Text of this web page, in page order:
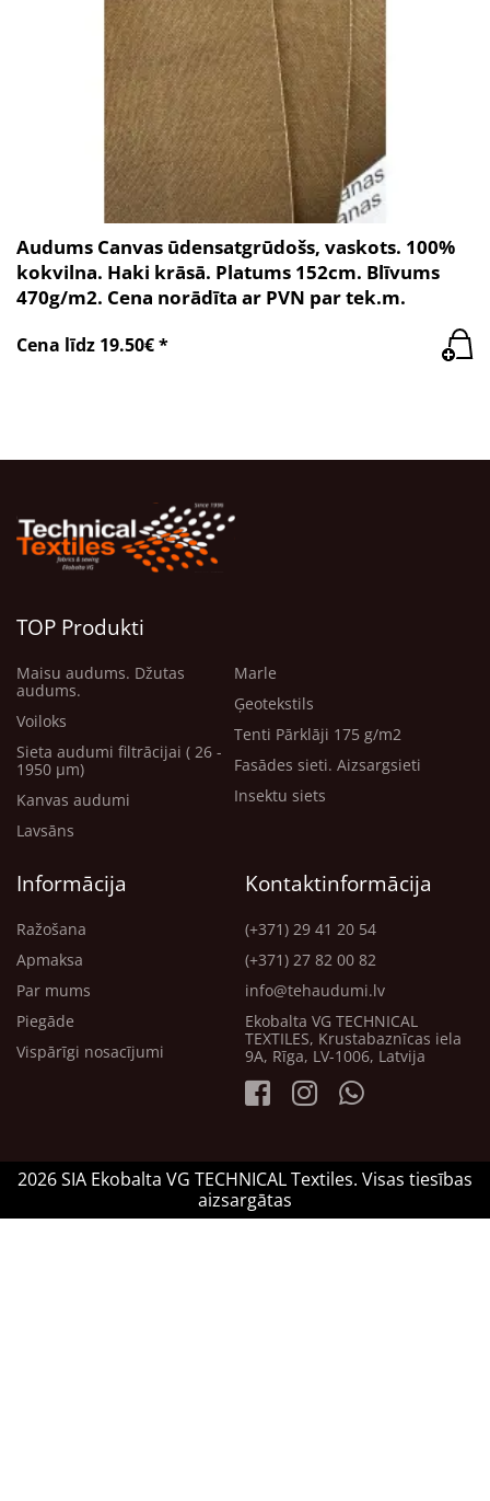
Audums Canvas ūdensatgrūdošs, vaskots. 100%
kokvilna. Haki krāsā. Platums 152cm. Blīvums
470g/m2. Cena norādīta ar PVN par tek.m.
Cena līdz 19.50€ *
TOP Produkti
Maisu audums. Džutas
audums.
Voiloks
Sieta audumi filtrācijai ( 26 -
1950 μm)
Kanvas audumi
Lavsāns
Marle
Ģeotekstils
Tenti Pārklāji 175 g/m2
Fasādes sieti. Aizsargsieti
Insektu siets
Informācija
Ražošana
Apmaksa
Par mums
Piegāde
Vispārīgi nosacījumi
Kontaktinformācija
(+371) 29 41 20 54
(+371) 27 82 00 82
info@tehaudumi.lv
Ekobalta VG TECHNICAL
TEXTILES, Krustabaznīcas iela
9A, Rīga, LV-1006, Latvija
2026 SIA Ekobalta VG TECHNICAL Textiles. Visas tiesības
aizsargātas